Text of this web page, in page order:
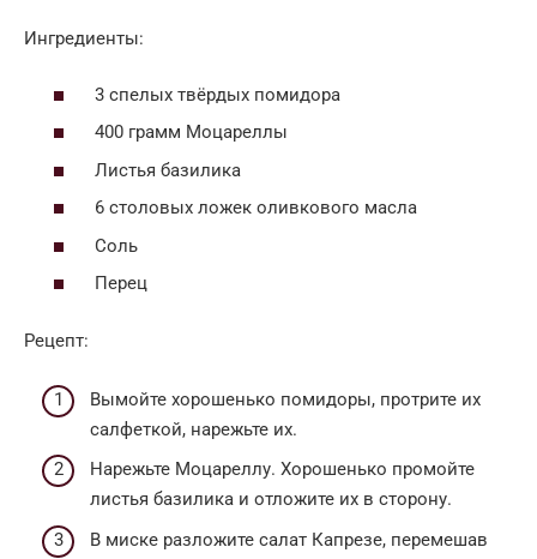
Ингредиенты:
3 спелых твёрдых помидора
400 грамм Моцареллы
Листья базилика
6 столовых ложек оливкового масла
Соль
Перец
Рецепт:
Вымойте хорошенько помидоры, протрите их
салфеткой, нарежьте их.
Нарежьте Моцареллу. Хорошенько промойте
листья базилика и отложите их в сторону.
В миске разложите салат Капрезе, перемешав